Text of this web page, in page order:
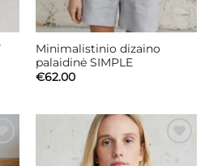
Minimalistinio dizaino
palaidinė SIMPLE
€62.00